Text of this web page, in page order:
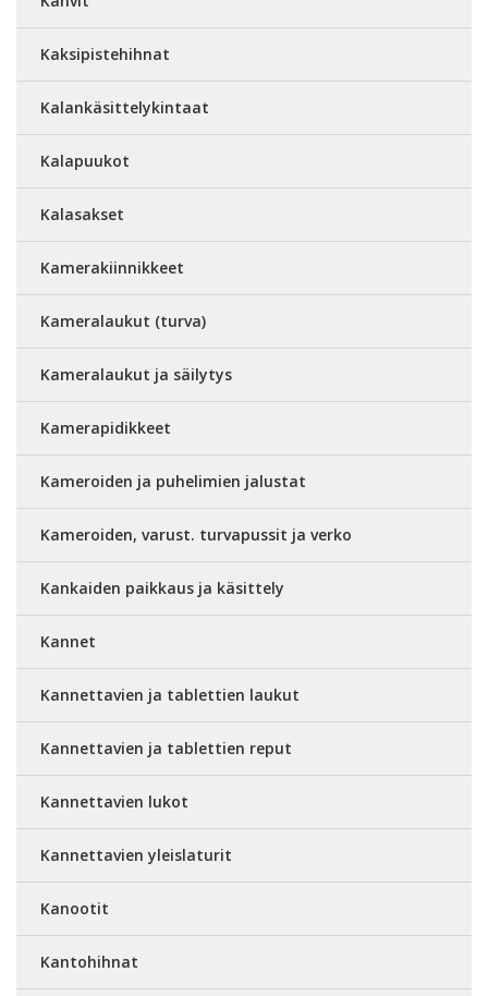
Kaksipistehihnat
Kalankäsittelykintaat
Kalapuukot
Kalasakset
Kamerakiinnikkeet
Kameralaukut (turva)
Kameralaukut ja säilytys
Kamerapidikkeet
Kameroiden ja puhelimien jalustat
Kameroiden, varust. turvapussit ja verko
Kankaiden paikkaus ja käsittely
Kannet
Kannettavien ja tablettien laukut
Kannettavien ja tablettien reput
Kannettavien lukot
Kannettavien yleislaturit
Kanootit
Kantohihnat